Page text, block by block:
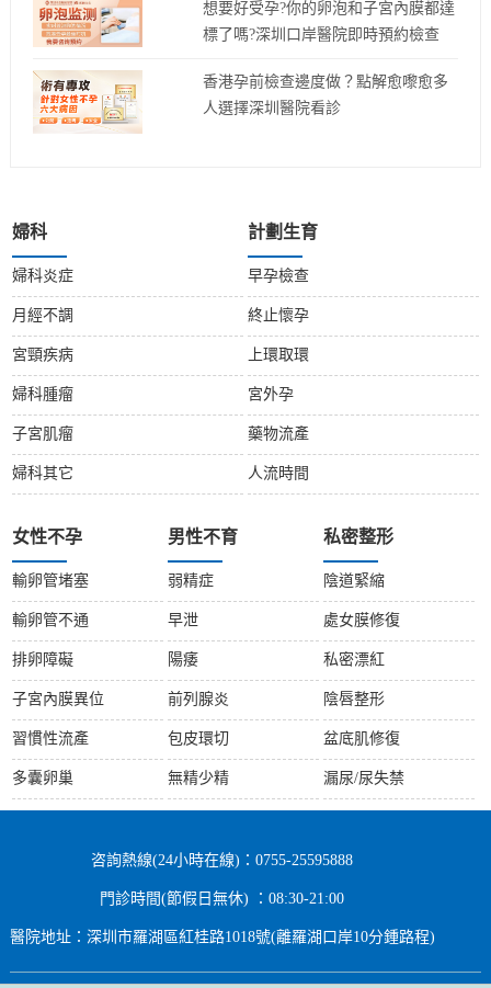
想要好受孕?你的卵泡和子宮內膜都達
標了嗎?深圳口岸醫院即時預約檢查
香港孕前檢查邊度做？點解愈嚟愈多
人選擇深圳醫院看診
婦科
婦科炎症
月經不調
宮頸疾病
婦科腫瘤
子宮肌瘤
婦科其它
計劃生育
早孕檢查
終止懷孕
上環取環
宮外孕
藥物流產
人流時間
女性不孕
輸卵管堵塞
輸卵管不通
排卵障礙
子宮內膜異位
習慣性流產
多囊卵巢
男性不育
弱精症
早泄
陽痿
前列腺炎
包皮環切
無精少精
私密整形
陰道緊縮
處女膜修復
私密漂紅
陰唇整形
盆底肌修復
漏尿/尿失禁
咨詢熱線(24小時在線)：0755-25595888
門診時間(節假日無休) ：08:30-21:00
醫院地址：深圳市羅湖區紅桂路1018號(離羅湖口岸10分鍾路程)